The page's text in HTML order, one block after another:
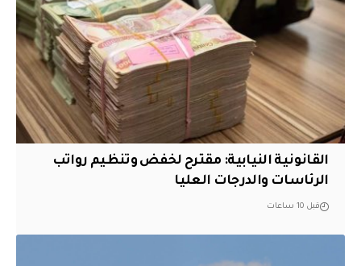
القانونية النيابية: مقترح لخفض وتنظيم رواتب
الرئاسات والدرجات العليا
قبل 10 ساعات